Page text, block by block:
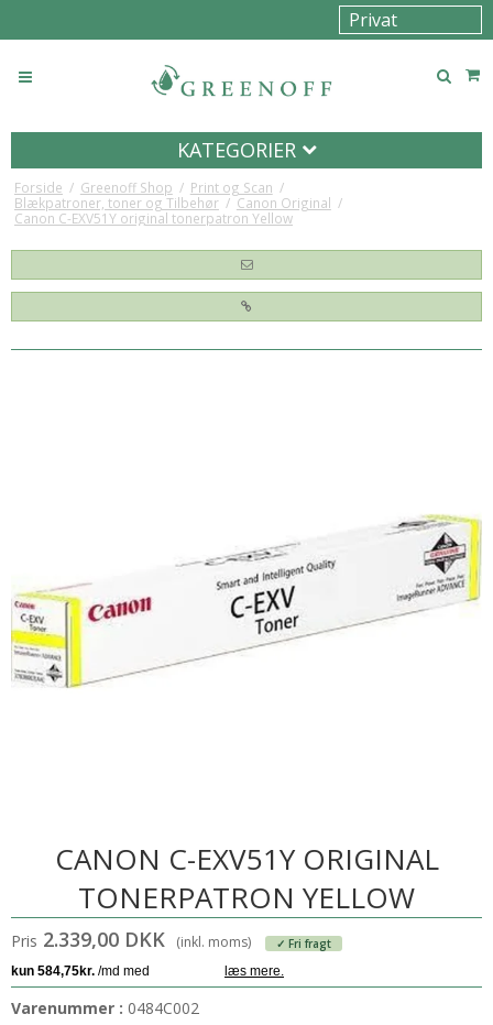
KATEGORIER
Forside / Greenoff Shop / Print og Scan /
Blækpatroner, toner og Tilbehør / Canon Original /
Canon C-EXV51Y original tonerpatron Yellow
CANON C-EXV51Y ORIGINAL
TONERPATRON YELLOW
Pris 2.339,00 DKK (inkl. moms) ✓ Fri fragt
Varenummer : 0484C002